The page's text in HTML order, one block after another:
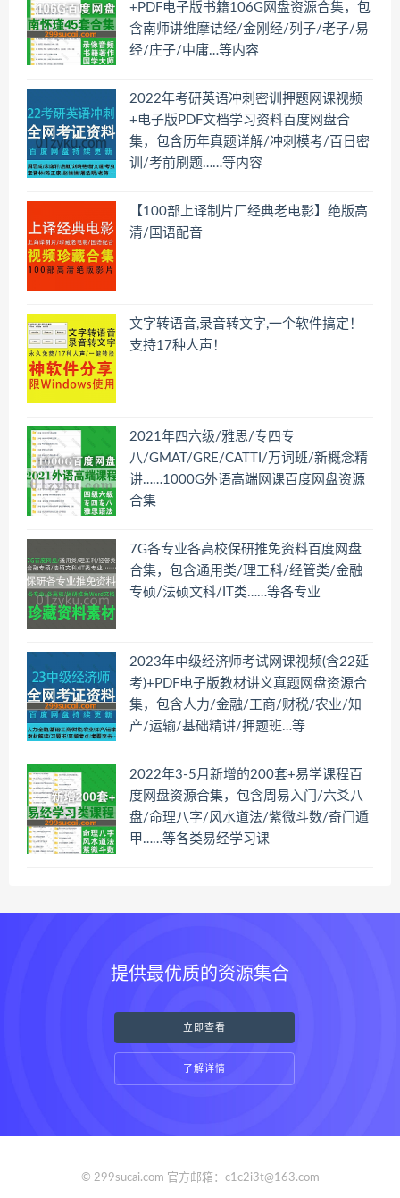
+PDF电子版书籍106G网盘资源合集，包
含南师讲维摩诘经/金刚经/列子/老子/易
经/庄子/中庸…等内容
2022年考研英语冲刺密训押题网课视频
+电子版PDF文档学习资料百度网盘合
集，包含历年真题详解/冲刺模考/百日密
训/考前刷题……等内容
【100部上译制片厂经典老电影】绝版高
清/国语配音
文字转语音,录音转文字,一个软件搞定！
支持17种人声！
2021年四六级/雅思/专四专
八/GMAT/GRE/CATTI/万词班/新概念精
讲……1000G外语高端网课百度网盘资源
合集
7G各专业各高校保研推免资料百度网盘
合集，包含通用类/理工科/经管类/金融
专硕/法硕文科/IT类……等各专业
2023年中级经济师考试网课视频(含22延
考)+PDF电子版教材讲义真题网盘资源合
集，包含人力/金融/工商/财税/农业/知
产/运输/基础精讲/押题班…等
2022年3-5月新增的200套+易学课程百
度网盘资源合集，包含周易入门/六爻八
盘/命理八字/风水道法/紫微斗数/奇门遁
甲……等各类易经学习课
提供最优质的资源集合
立即查看
了解详情
© 299sucai.com 官方邮箱：c1c2i3t@163.com